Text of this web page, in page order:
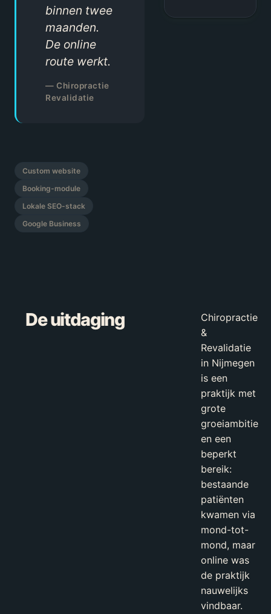
binnen twee
maanden.
De online
route werkt.
— Chiropractie
Revalidatie
Custom website
Booking-module
Lokale SEO-stack
Google Business
De uitdaging
Chiropractie
&
Revalidatie
in Nijmegen
is een
praktijk met
grote
groeiambitie
en een
beperkt
bereik:
bestaande
patiënten
kwamen via
mond-tot-
mond, maar
online was
de praktijk
nauwelijks
vindbaar.